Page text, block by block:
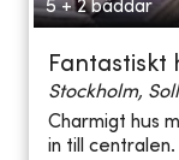
5 + 2 bäddar
Fantastiskt
Stockholm,
Charmigt hus
in till centralen.